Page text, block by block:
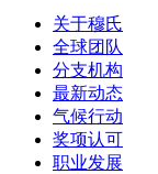
关于穆氏
全球团队
分支机构
最新动态
气候行动
奖项认可
职业发展